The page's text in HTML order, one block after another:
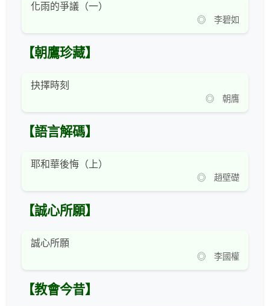
化雨的爭議（一）
◎ 李碧如
【朝鷹珍藏】
抉擇時刻
◎ 朝膺
【語言解碼】
耶和華後悔（上）
◎ 趙壁礎
【誠心所願】
誠心所願
◎ 李國權
【教會今昔】